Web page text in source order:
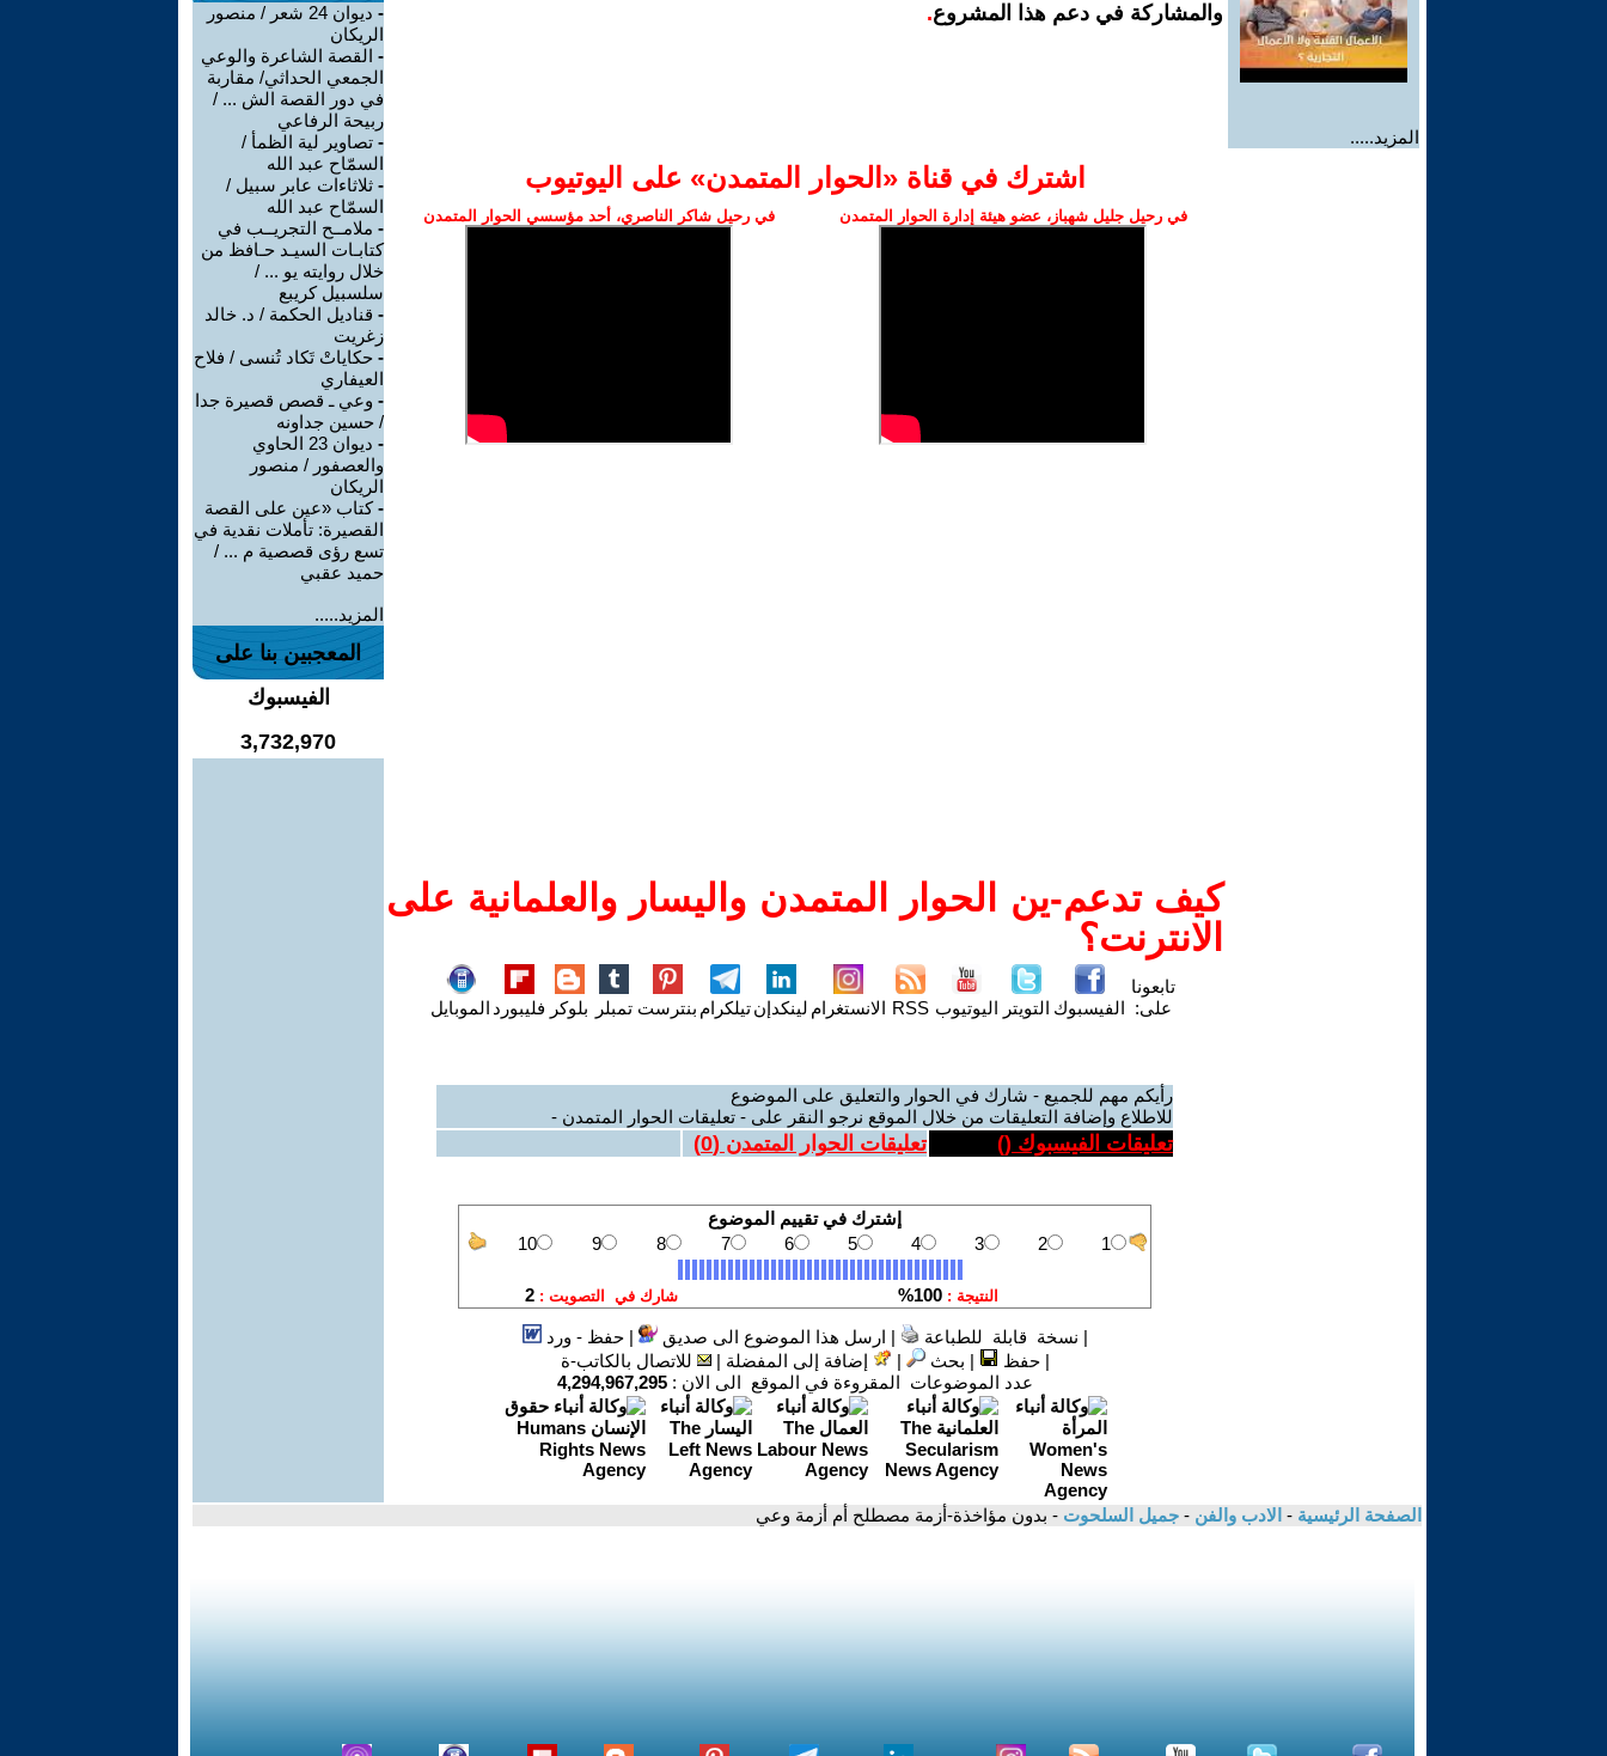
المزيد.....
والمشاركة في دعم هذا المشروع.
اشترك في قناة ‫«الحوار المتمدن» على اليوتيوب
في رحيل جليل شهباز، عضو هيئة إدارة الحوار المتمدن في رحيل شاكر الناصري، أحد مؤسسي الحوار المتمدن
كيف تدعم-ين الحوار المتمدن واليسار والعلمانية على
الانترنت؟
تابعونا
على: الفيسبوك التويتر اليوتيوب RSS الانستغرام لينكدإنتيلكرام بنترست تمبلر بلوكر فليبورد الموبايل
رأيكم مهم للجميع - شارك في الحوار والتعليق على الموضوع
للاطلاع وإضافة التعليقات من خلال الموقع نرجو النقر على - تعليقات الحوار المتمدن -
تعليقات الفيسبوك () تعليقات الحوار المتمدن (0
)
| نسخة قابلة للطباعة | ارسل هذا الموضوع الى صديق |حفظ - ورد
|حفظ | بحث | إضافة إلى المفضلة |
للاتصال بالكاتب-ة
عدد الموضوعات المقروءة في الموقع الى الان : 4,294,967,295
-
ديوان 24 شعر / منصور
الريكان
- القصة الشاعرة والوعي
الجمعي الحداثي/ مقاربة
في دور القصة الش ... /
ربيحة الرفاعي
- تصاوير لية الظمأ /
السمّاح عبد الله
- ثلاثاءات عابر سبيل /
السمّاح عبد الله
- ملامــح التجريــب في
كتابـات السيـد حـافظ من
خلال روايته يو ... /
سلسبيل كريبع
- قناديل الحكمة / د. خالد
زغريت
- حكاياتْ تَكاد تُنسى / فلاح
العيفاري
- وعي ـ قصص قصيرة جدا
/ حسين جداونه
-
ديوان 23 الحاوي
والعصفور / منصور
الريكان
-كتاب «عين على القصة
القصيرة: تأملات نقدية في
تسع رؤى قصصية م ... /
حميد عقبي
المزيد.....
المعجبين بنا على
الفيسبوك
3,732,970
الصفحة الرئيسية - الادب والفن - جميل السلحوت - بدون مؤاخذة-أزمة مصطلح أم أزمة وعي